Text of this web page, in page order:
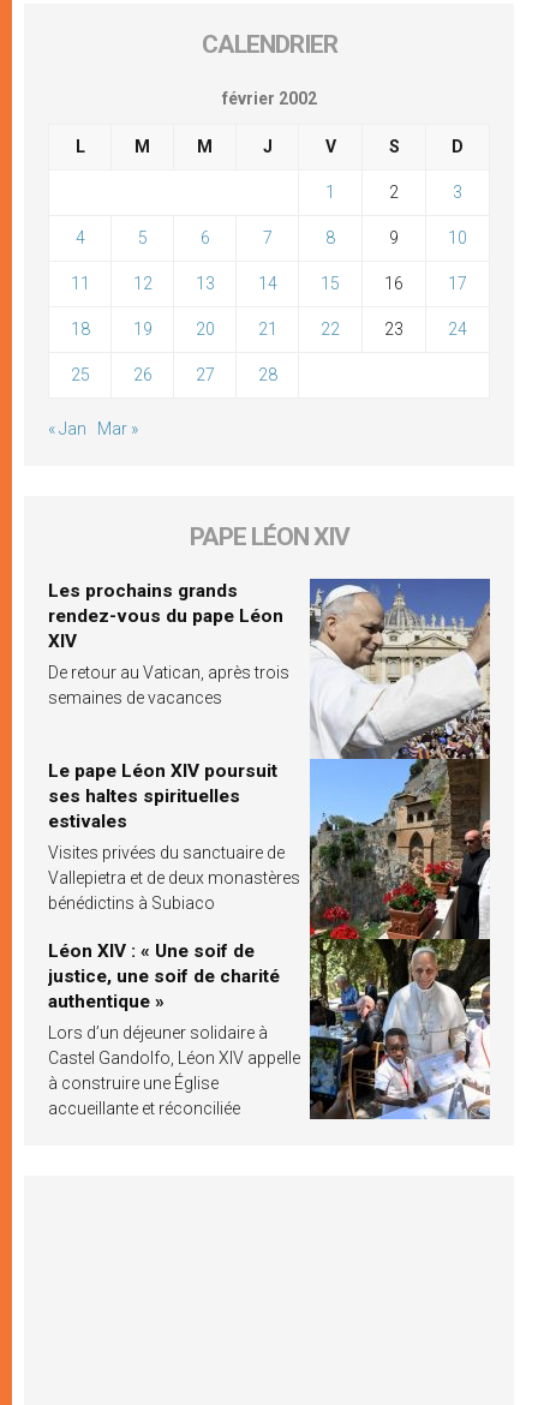
CALENDRIER
février 2002
L M M J V S D
1 2 3
4 5 6 7 8 9 10
11 12 13 14 15 16 17
18 19 20 21 22 23 24
25 26 27 28
« Jan Mar »
PAPE LÉON XIV
Les prochains grands
rendez-vous du pape Léon
XIV
De retour au Vatican, après trois
semaines de vacances
Le pape Léon XIV poursuit
ses haltes spirituelles
estivales
Visites privées du sanctuaire de
Vallepietra et de deux monastères
bénédictins à Subiaco
Léon XIV : « Une soif de
justice, une soif de charité
authentique »
Lors d’un déjeuner solidaire à
Castel Gandolfo, Léon XIV appelle
à construire une Église
accueillante et réconciliée